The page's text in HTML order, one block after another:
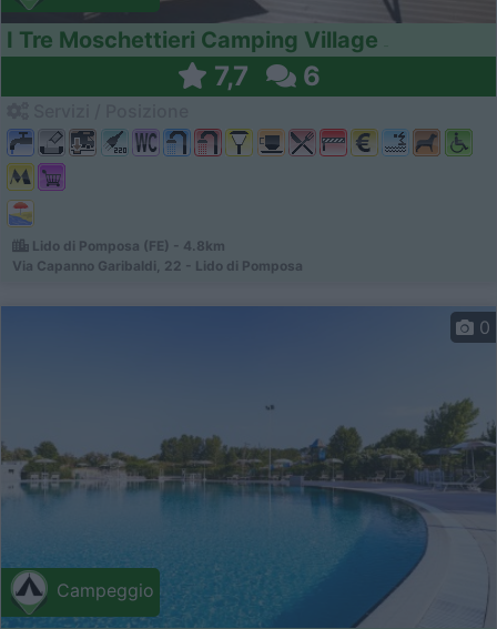
I Tre Moschettieri Camping Village
7,7 6
Lido di Pomposa (FE) - 4.8km
Via Capanno Garibaldi, 22 - Lido di Pomposa
Campeggio
0